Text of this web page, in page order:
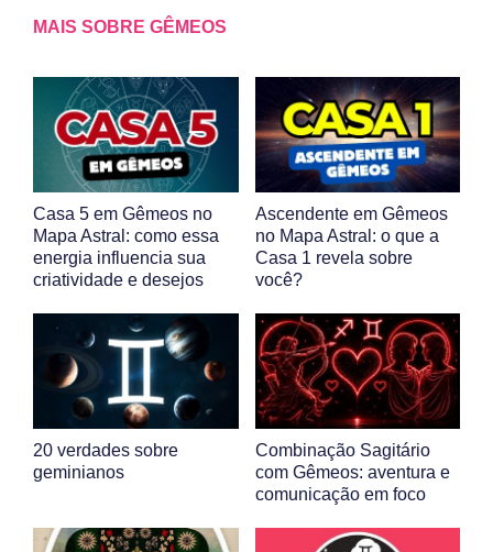
MAIS SOBRE GÊMEOS
Casa 5 em Gêmeos no
Mapa Astral: como essa
energia influencia sua
criatividade e desejos
Ascendente em Gêmeos
no Mapa Astral: o que a
Casa 1 revela sobre
você?
20 verdades sobre
geminianos
Combinação Sagitário
com Gêmeos: aventura e
comunicação em foco